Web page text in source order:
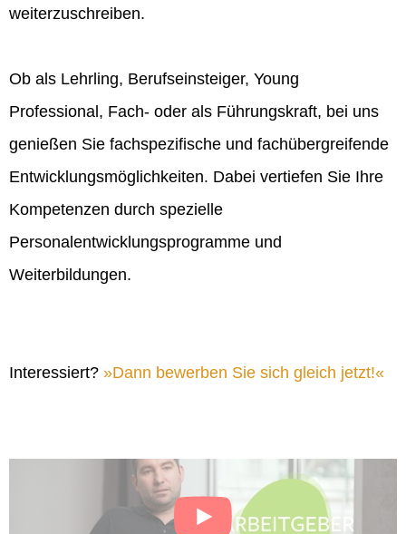
weiterzuschreiben.
Ob als Lehrling, Berufseinsteiger, Young
Professional, Fach- oder als Führungskraft, bei uns
genießen Sie fachspezifische und fachübergreifende
Entwicklungsmöglichkeiten. Dabei vertiefen Sie Ihre
Kompetenzen durch spezielle
Personalentwicklungsprogramme und
Weiterbildungen.
Interessiert? Dann bewerben Sie sich gleich jetzt!